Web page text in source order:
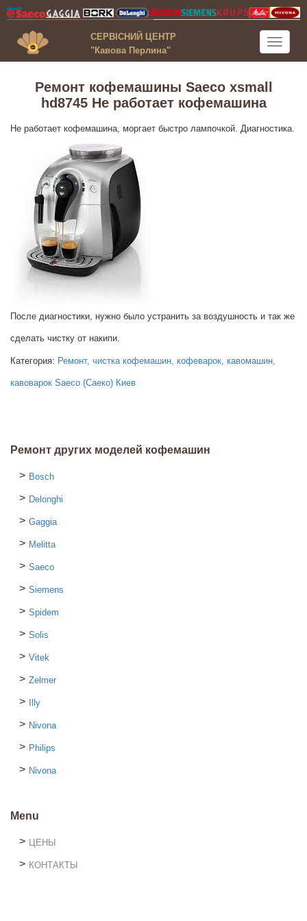
Toggle
СЕРВІСНИЙ ЦЕНТР
"Кавова Перлина"
Ремонт кофемашины Saeco xsmall
hd8745 Не работает кофемашина
Не работает кофемашина, моргает быстро лампочкой. Диагностика.
После диагностики, нужно было устранить за воздушность и так же
сделать чистку от накипи.
Категория: Ремонт, чистка кофемашин, кофеварок, кавомашин,
кавоварок Saeco (Саеко) Киев
Ремонт других моделей кофемашин
Bosch
Delonghi
Gaggia
Melitta
Saeco
Siemens
Spidem
Solis
Vitek
Zelmer
Illy
Nivona
Philips
Nivona
Menu
ЦЕНЫ
КОНТАКТЫ